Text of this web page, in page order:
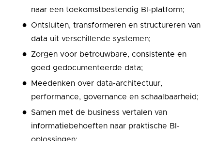
naar een toekomstbestendig BI-platform;
Ontsluiten, transformeren en structureren van
data uit verschillende systemen;
Zorgen voor betrouwbare, consistente en
goed gedocumenteerde data;
Meedenken over data-architectuur,
performance, governance en schaalbaarheid;
Samen met de business vertalen van
informatiebehoeften naar praktische BI-